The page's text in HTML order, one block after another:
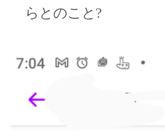
らとのこと?